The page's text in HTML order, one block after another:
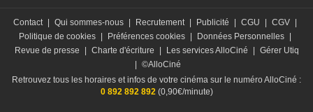
Contact | Qui sommes-nous | Recrutement | Publicité | CGU | CGV |
Politique de cookies | Préférences cookies | Données Personnelles |
Revue de presse
| Charte d'écriture | Les services AlloCiné | Gérer Utiq
| ©AlloCiné
Retrouvez tous les horaires et infos de votre cinéma sur le numéro AlloCiné :
0 892 892 892 (0,90€/minute)